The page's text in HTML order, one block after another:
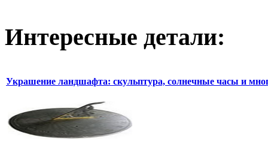
Интересные детали:
Украшение ландшафта: скульптура, солнечные часы и